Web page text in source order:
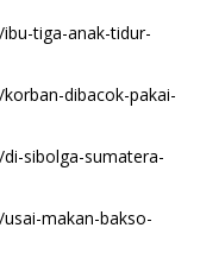
tiga-anak-tidur-
dibacok-pakai-
sibolga-sumatera-
makan-bakso-